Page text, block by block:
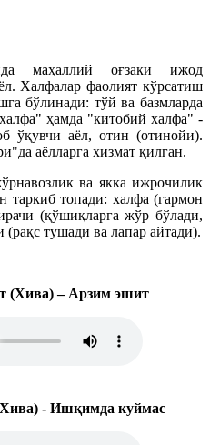
маҳаллий оғзаки ижод
Халфалар фаолият кўрсатиш
бўлинади: тўй ва базмларда
ҳамда "китобий халфа" -
ўқувчи аёл, отин (отинойи).
аёлларга хизмат қилган.
ва якка ижрочилик
топади: халфа (гармон
(қўшиқларга жўр бўлади,
тушади ва лапар айтади).
(Хива) – Арзим эшит
- Ишқимда куймас